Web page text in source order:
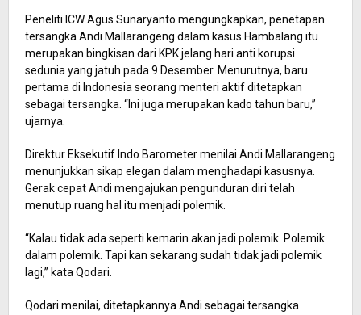
Peneliti ICW Agus Sunaryanto mengungkapkan, penetapan
tersangka Andi Mallarangeng dalam kasus Hambalang itu
merupakan bingkisan dari KPK jelang hari anti korupsi
sedunia yang jatuh pada 9 Desember. Menurutnya, baru
pertama di Indonesia seorang menteri aktif ditetapkan
sebagai tersangka. “Ini juga merupakan kado tahun baru,”
ujarnya.
Direktur Eksekutif Indo Barometer menilai Andi Mallarangeng
menunjukkan sikap elegan dalam menghadapi kasusnya.
Gerak cepat Andi mengajukan pengunduran diri telah
menutup ruang hal itu menjadi polemik.
“Kalau tidak ada seperti kemarin akan jadi polemik. Polemik
dalam polemik. Tapi kan sekarang sudah tidak jadi polemik
lagi,” kata Qodari.
Qodari menilai, ditetapkannya Andi sebagai tersangka